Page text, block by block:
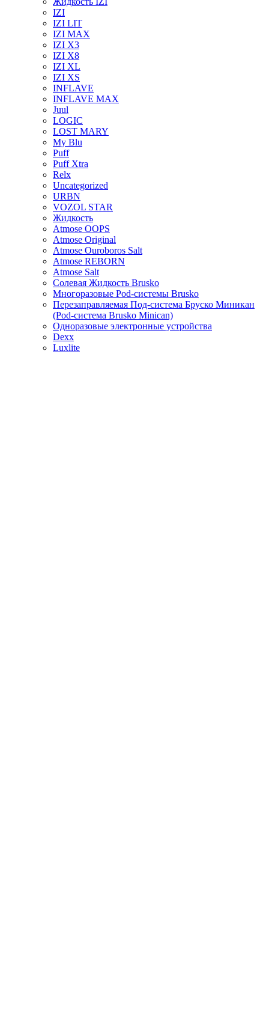
IZI
IZI LIT
IZI MAX
IZI X3
IZI X8
IZI XL
IZI XS
INFLAVE
INFLAVE MAX
Juul
LOGIC
LOST MARY
My Blu
Puff
Puff Xtra
Relx
Uncategorized
URBN
VOZOL STAR
Жидкость
Atmose OOPS
Atmose Original
Atmose Ouroboros Salt
Atmose REBORN
Atmose Salt
Солевая Жидкость Brusko
Многоразовые Pod-системы Brusko
Перезаправляемая Под-система Бруско Миникан
(Pod-система Brusko Minican)
Одноразовые электронные устройства
Dexx
Luxlite